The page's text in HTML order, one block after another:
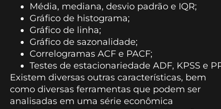
Média, mediana, desvio padrão e IQR;
Gráfico de histograma;
Gráfico de linha;
Gráfico de sazonalidade;
Correlogramas ACF e PACF;
Testes de estacionariedade ADF, KPSS e
Existem diversas outras características, bem
como diversas ferramentas que podem ser
analisadas em uma série econômica